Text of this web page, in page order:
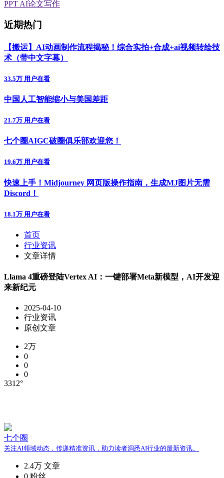
PPT AI论文写作
近期热门
【搬运】AI动画制作流程揭秘！综合实拍+合成+ai视频转绘技
术（带中文字幕）
33.5万 用户在看
中国人工智能缩小与美国差距
21.7万 用户在看
七个圈AIGC破圈俱乐部欢迎您！
19.6万 用户在看
快速上手！Midjourney 网页版操作指南，生成MJ图片无需
Discord！
18.1万 用户在看
首页
行业资讯
文章详情
Llama 4重磅登陆Vertex AI：一键部署Meta新模型，AI开发迎
来新纪元
2025-04-10
行业资讯
原创文章
2万
0
0
0
3312°
七个圈
关注AI领域动态，传递精准资讯，助力读者洞悉AI行业的最新资讯。
2.4万 文章